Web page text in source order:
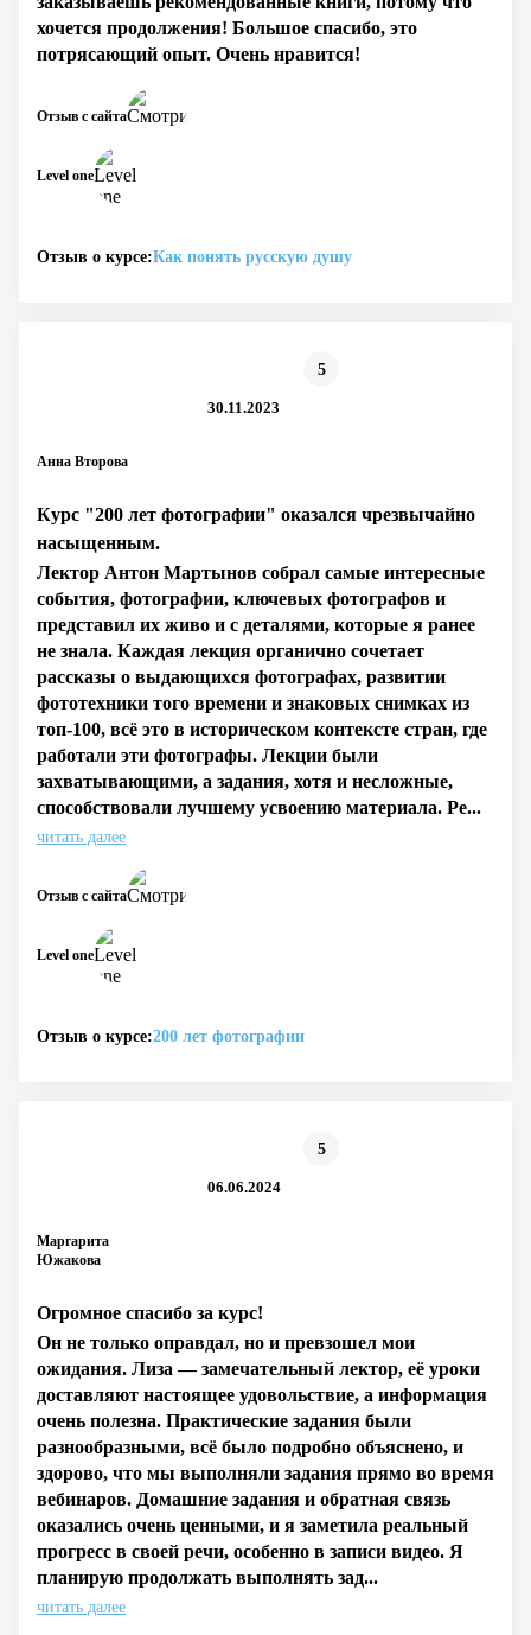
хочется продолжения! Большое спасибо, это
потрясающий опыт. Очень нравится!
Level one
Отзыв с сайта
Отзыв о курсе:Как понять русскую душу
Анна Второва
5
30.11.2023
Курс "200 лет фотографии" оказался чрезвычайно
насыщенным.
Лектор Антон Мартынов собрал самые интересные
события, фотографии, ключевых фотографов и
представил их живо и с деталями, которые я ранее
не знала. Каждая лекция органично сочетает
рассказы о выдающихся фотографах, развитии
фототехники того времени и знаковых снимках из
топ-100, всё это в историческом контексте стран, где
работали эти фотографы. Лекции были
захватывающими, а задания, хотя и несложные,
способствовали лучшему усвоению материала. Ре...
читать далее
Level one
Отзыв с сайта
Отзыв о курсе:200 лет фотографии
Маргарита
Южакова
5
06.06.2024
Огромное спасибо за курс!
Он не только оправдал, но и превзошел мои
ожидания. Лиза — замечательный лектор, её уроки
доставляют настоящее удовольствие, а информация
очень полезна. Практические задания были
разнообразными, всё было подробно объяснено, и
здорово, что мы выполняли задания прямо во время
вебинаров. Домашние задания и обратная связь
оказались очень ценными, и я заметила реальный
прогресс в своей речи, особенно в записи видео. Я
планирую продолжать выполнять зад...
читать далее